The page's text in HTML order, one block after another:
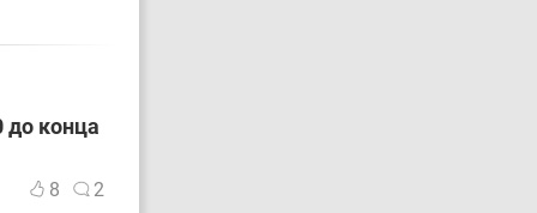
конца
8 2